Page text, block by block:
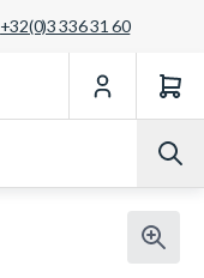
+32(0)3 336 31 60